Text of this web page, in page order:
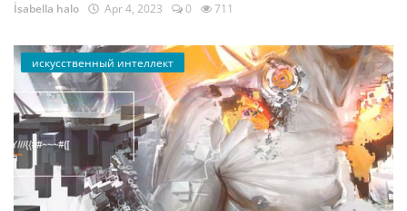
İsabella halo Apr 4, 2023 0 711
искусственный интеллект